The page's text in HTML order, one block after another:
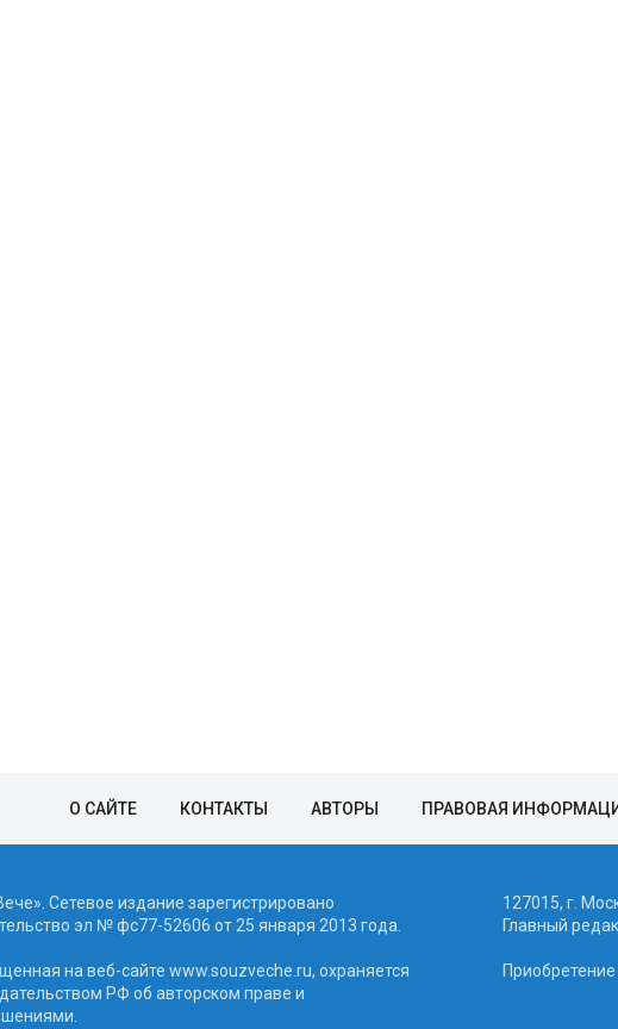
О САЙТЕ КОНТАКТЫ АВТОРЫ ПРАВОВАЯ
Сетевое издание зарегистрировано
эл № фc77-52606 от 25 января 2013 года.
на веб-сайте www.souzveche.ru, охраняется
РФ об авторском праве и
127015, г.
Главный